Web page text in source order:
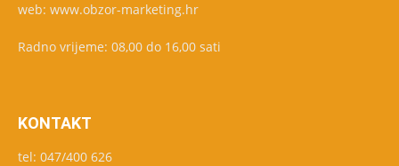
web: www.obzor-marketing.hr
Radno vrijeme: 08,00 do 16,00 sati
KONTAKT
tel: 047/400 626